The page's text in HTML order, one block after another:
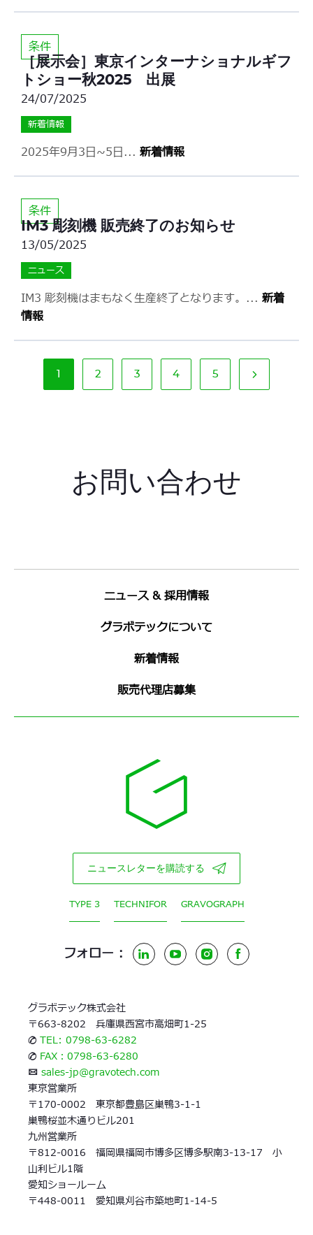
条件
［展示会］東京インターナショナルギフ
トショー秋2025 出展
24/07/2025
新着情報
2025年9月3日~5日... 新着情報
条件
IM3 彫刻機 販売終了のお知らせ
13/05/2025
ニュース
IM3 彫刻機はまもなく生産終了となります。 ... 新着
情報
ペ
ジ
現
在
ペ
ー
2
ペ
ー
3
ペ
ー
4
ペ
ー
5
次
の
お問い合わせ
ニュース & 採用情報
グラボテックについて
新着情報
販売代理店募集
ニュースレターを購読する
TYPE 3 TECHNIFOR GRAVOGRAPH
フォロー : LinkedInYouTubeInstagramFacebook
グラボテック株式会社
〒663-8202 兵庫県西宮市高畑町1-25
✆ TEL: 0798-63-6282
✆ FAX：0798-63-6280
✉ sales-jp@gravotech.com
東京営業所
〒170-0002 東京都豊島区巣鴨3-1-1
巣鴨桜並木通りビル201
九州営業所
〒812-0016 福岡県福岡市博多区博多駅南3-13-17 小
山利ビル1階
愛知ショールーム
〒448-0011 愛知県刈谷市築地町1-14-5